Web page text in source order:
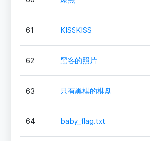
61 KISSKISS
62 黑客的照片
63 只有黑棋的棋盘
64 baby_flag.txt